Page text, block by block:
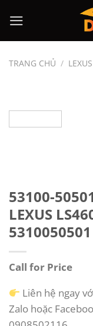
đến
nội
TRANG CHỦ / LEXUS
53100-
LEXUS
5310050501
Call for Price
Liên hệ ngay
Zalo hoặc